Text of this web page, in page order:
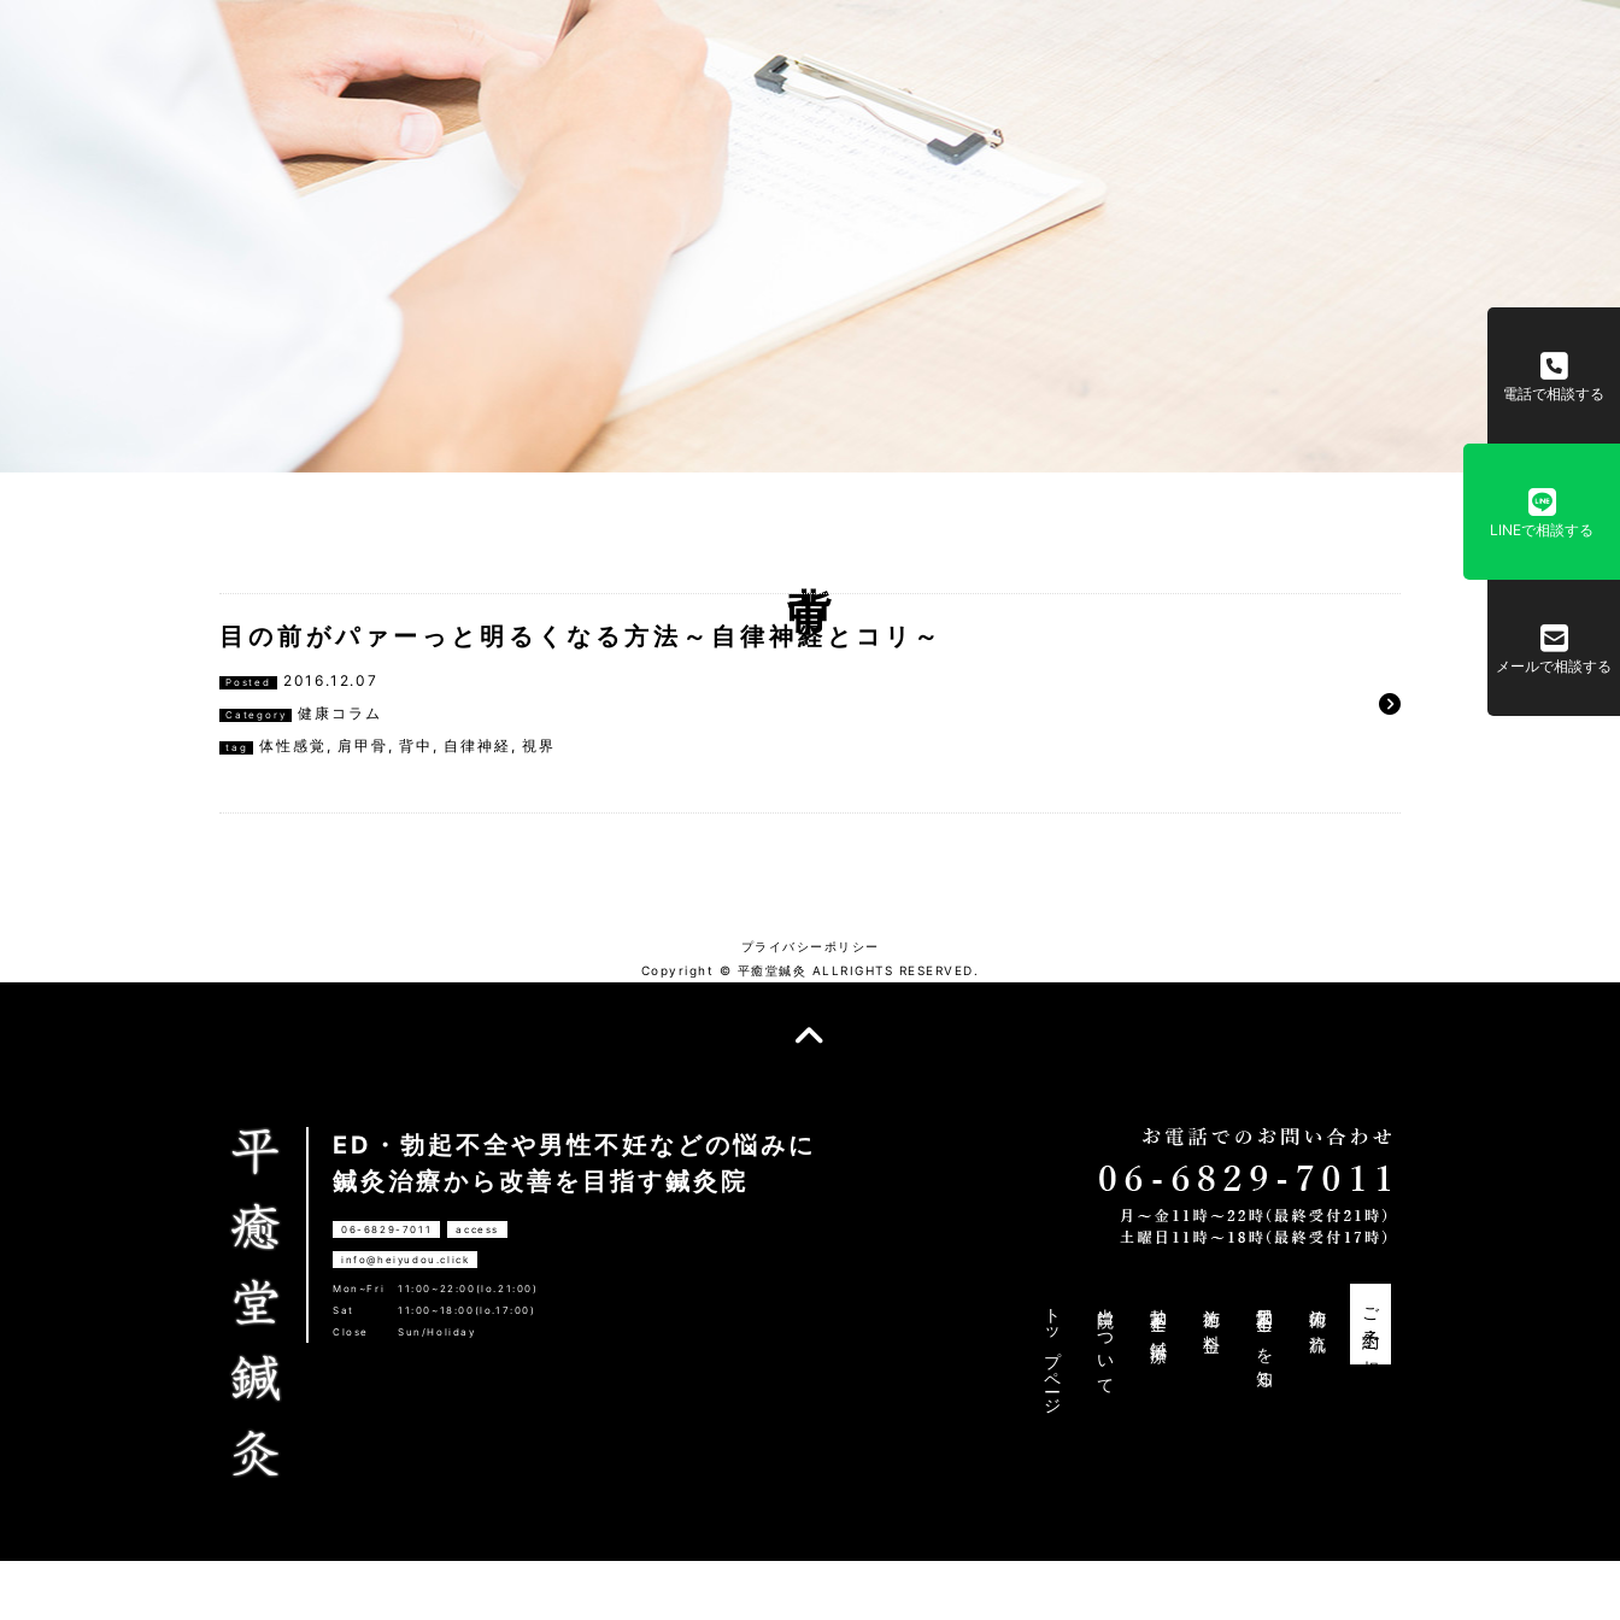
目の前がパァーっと明るくなる方法～自律神経とコリ～
Posted 2016.12.07
Category 健康コラム
tag 体性感覚 , 肩甲骨 ,背中 , 自律神経 ,視界
プライバシーポリシー
Copyright © 平癒堂鍼灸 ALLRIGHTS RESERVED.
ED・勃起不全や男性不妊などの悩みに
鍼灸治療から改善を目指す鍼灸院
06-6829-7011 access
info@heiyudou.click
Mon~Fri
11:00~22:00(lo.21:00)
Sat
11:00~18:00(lo.17:00)
Close
Sun/Holiday トップページ 当院について 勃起不全と鍼治療 施術と料金 勃起不全・EDを知る 施術の流れ ご予約・ご相談
電話で相談する
LINEで相談する
メールで相談する